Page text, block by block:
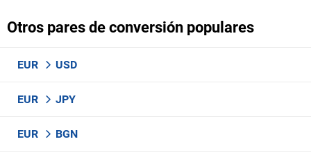
Otros pares de conversión populares
EUR USD
EUR JPY
EUR BGN